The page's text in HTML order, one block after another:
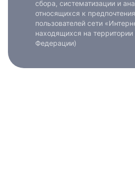
сбора, систематизации и
относящихся к
пользователей сети
находящихся на
Федерации)